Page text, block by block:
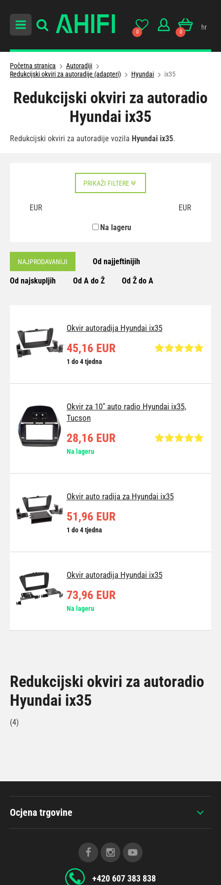
0 0
hr
Početna stranica
Autoradiji
Redukcijski okviri za autoradije (adapteri)
Hyundai ix35
Redukcijski okviri za autoradio
Hyundai ix35
Redukcijski okviri za autoradije vozila Hyundai ix35.
PRIKAŽI FILTERE
EUR EUR
Na lageru
NAJPRODAVANIJI Od najjeftinijih
Od najskupljih Od A do Ž Od Ž do A
Okvir autoradija Hyundai ix35
45,16 EUR
1 do 4 tjedna
Okvir za 10" auto radio Hyundai ix35,
Tucson
28,16 EUR
Na lageru
Okvir auto radija za Hyundai ix35
51,96 EUR
1 do 4 tjedna
Okvir autoradija Hyundai ix35
73,96 EUR
Na lageru
Redukcijski okviri za autoradio
Hyundai ix35
(4)
Ocjena trgovine
+420 607 383 838